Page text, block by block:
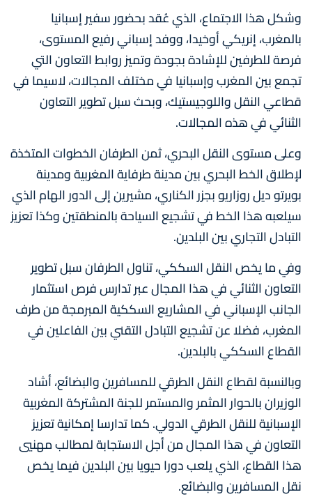
وشكل هذا الاجتماع، الذي عُقد بحضور سفير إسبانيا
بالمغرب، إنريكي أوخيدا، ووفد إسباني رفيع المستوى،
فرصة للطرفين للإشادة بجودة وتميز روابط التعاون التي
تجمع بين المغرب وإسبانيا في مختلف المجالات، لاسيما في
قطاعي النقل واللوجيستيك، وبحث سبل تطوير التعاون
الثنائي في هذه المجالات.
وعلى مستوى النقل البحري، ثمن الطرفان الخطوات المتخذة
لإطلاق الخط البحري بين مدينة طرفاية المغربية ومدينة
بويرتو ديل روزاريو بجزر الكناري، مشيرين إلى الدور الهام الذي
سيلعبه هذا الخط في تشجيع السياحة بالمنطقتين وكذا تعزيز
التبادل التجاري بين البلدين.
وفي ما يخص النقل السككي، تناول الطرفان سبل تطوير
التعاون الثنائي في هذا المجال عبر تدارس فرص استثمار
الجانب الإسباني في المشاريع السككية المبرمجة من طرف
المغرب، فضلا عن تشجيع التبادل التقني بين الفاعلين في
القطاع السككي بالبلدين.
وبالنسبة لقطاع النقل الطرقي للمسافرين والبضائع، أشاد
الوزيران بالحوار المثمر والمستمر للجنة المشتركة المغربية
الإسبانية للنقل الطرقي الدولي. كما تدارسا إمكانية تعزيز
التعاون في هذا المجال من أجل الاستجابة لمطالب مهنيي
هذا القطاع، الذي يلعب دورا حيويا بين البلدين فيما يخص
نقل المسافرين والبضائع.